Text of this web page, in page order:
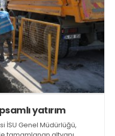
yatırım
İSU Genel Müdürlüğü,